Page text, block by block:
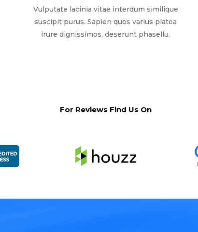
Vulputate lacinia vitae interdum similique
suscipit purus. Sapien quos varius platea
irure dignissimos, deserunt phasellu.
For Reviews Find Us On